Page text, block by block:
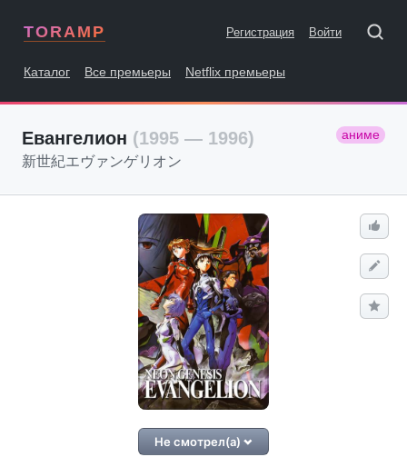
TORAMP Регистрация Войти
Каталог Все премьеры Netflix премьеры
Евангелион (1995 — 1996) аниме
新世紀エヴァンゲリオン
Не смотрел(а)